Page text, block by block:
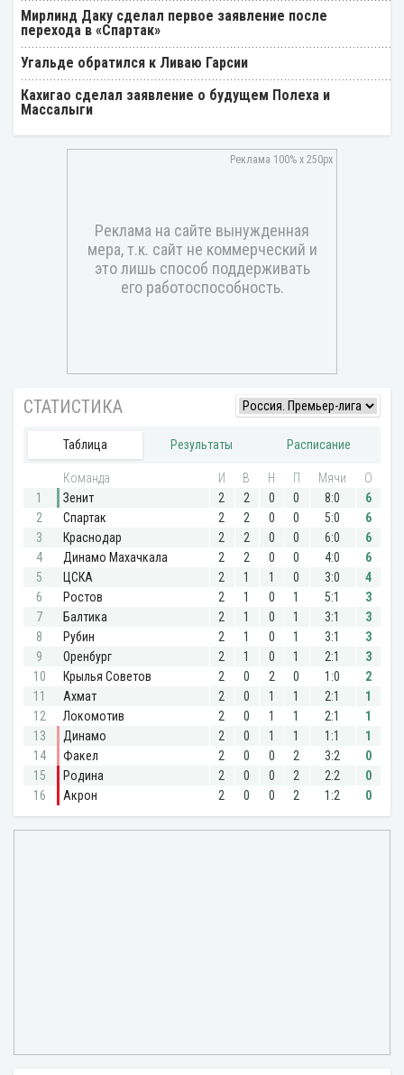
Мирлинд Даку сделал первое заявление после
перехода в «Спартак»
Угальде обратился к Ливаю Гарсии
Кахигао сделал заявление о будущем Полеха и
Массалыги